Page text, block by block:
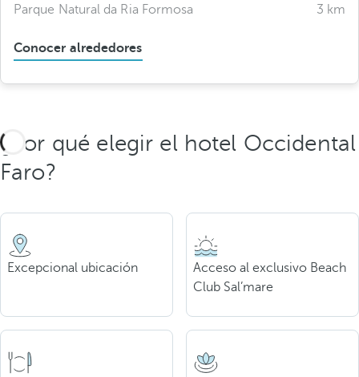
Parque Natural da Ria Formosa
3 km
Conocer alrededores
¿Por qué elegir el hotel Occidental
Faro?
Excepcional ubicación
Acceso al exclusivo Beach
Club Sal’mare